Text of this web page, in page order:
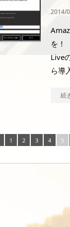
2014/
を！
Live
ら導
続
1 2 3 4 5